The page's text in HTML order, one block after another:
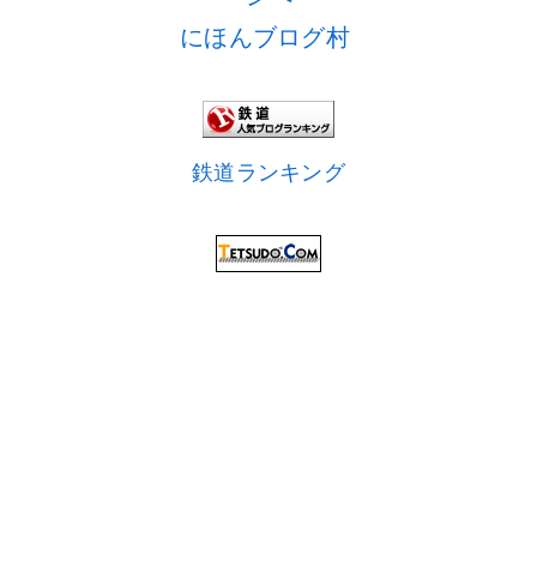
にほんブログ村
鉄道ランキング